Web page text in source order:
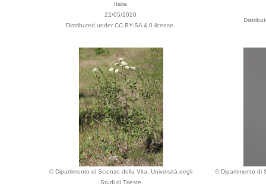
Italia
22/05/2020
Distributed under CC BY-SA 4.0 license.
© Dipartimento di Scienze della Vita, Università degli
Studi di Trieste
© Dipartimento di